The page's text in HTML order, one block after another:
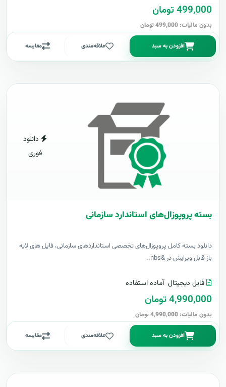
499,000 تومان
بدون مالیات: 499,000 تومان
افزودن به سبد علاقه‌مندی مقایسه
دانلود
فوری
بسته پروپوزال‌های استاندارد سازمانی
دانلود بسته کامل پروپوزال‌های تخصصی استانداردهای سازمانی، فایل های لایه
باز قابل ویرایش در &nbs..
فایل دیجیتال آماده استفاده
4,990,000 تومان
بدون مالیات: 4,990,000 تومان
افزودن به سبد علاقه‌مندی مقایسه